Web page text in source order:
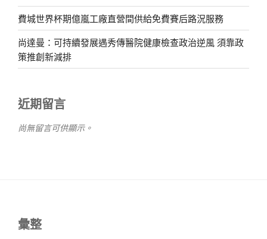
費城世界杯期億嵐工廠直營間供給免費賽后路況服務
尚達曼：可持續發展遇秀傳醫院健康檢查政治逆風 須靠政
策推創新減排
近期留言
尚無留言可供顯示。
彙整